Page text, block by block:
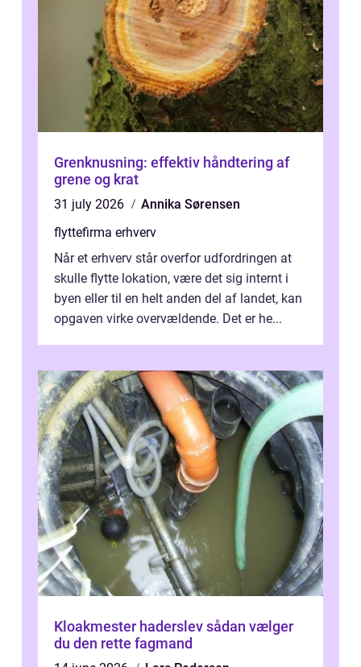
Grenknusning: effektiv håndtering af
grene og krat
31 july 2026
Annika Sørensen
flyttefirma erhverv
Når et erhverv står overfor udfordringen at
skulle flytte lokation, være det sig internt i
byen eller til en helt anden del af landet, kan
opgaven virke overvældende. Det er he...
Kloakmester haderslev sådan vælger
du den rette fagmand